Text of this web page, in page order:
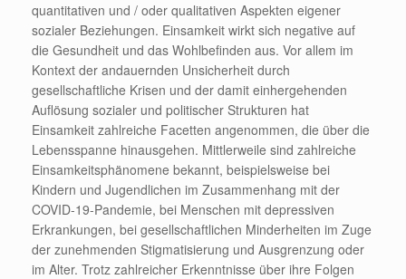
quantitativen und / oder qualitativen Aspekten eigener
sozialer Beziehungen. Einsamkeit wirkt sich negative auf
die Gesundheit und das Wohlbefinden aus. Vor allem im
Kontext der andauernden Unsicherheit durch
gesellschaftliche Krisen und der damit einhergehenden
Auflösung sozialer und politischer Strukturen hat
Einsamkeit zahlreiche Facetten angenommen, die über die
Lebensspanne hinausgehen. Mittlerweile sind zahlreiche
Einsamkeitsphänomene bekannt, beispielsweise bei
Kindern und Jugendlichen im Zusammenhang mit der
COVID-19-Pandemie, bei Menschen mit depressiven
Erkrankungen, bei gesellschaftlichen Minderheiten im Zuge
der zunehmenden Stigmatisierung und Ausgrenzung oder
im Alter. Trotz zahlreicher Erkenntnisse über ihre Folgen